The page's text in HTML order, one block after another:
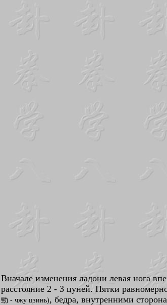
Вначале изменения ладони левая нога
расстояние 2 - 3 цуней. Пятки
勁 - чжу цзинь), бедра, внутренними